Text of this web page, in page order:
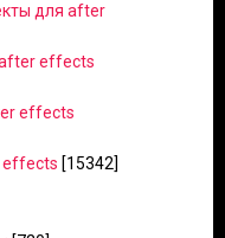
для after
effects
effects
effects [15342]